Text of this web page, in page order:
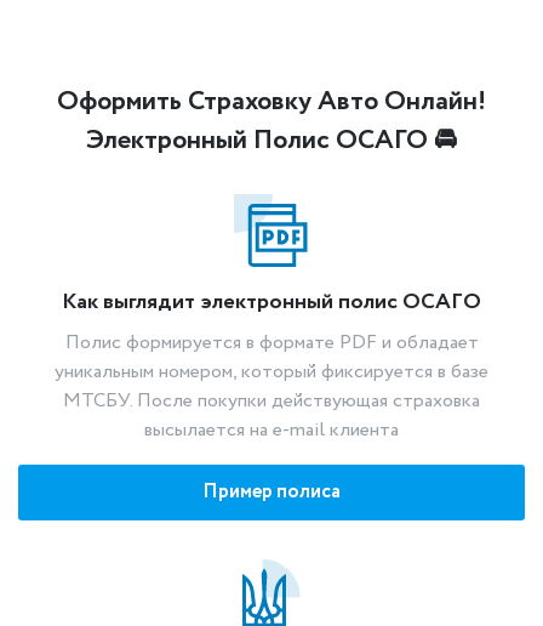
Оформить Страховку Авто Онлайн!
Электронный Полис ОСАГО 🚘
Как выглядит электронный полис ОСАГО
Полис формируется в формате PDF и обладает
уникальным номером, который фиксируется в базе
МТСБУ. После покупки действующая страховка
высылается на e-mail клиента
Пример полиса